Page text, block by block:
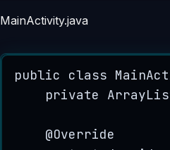
MainActivity.java
public class
private
@Override